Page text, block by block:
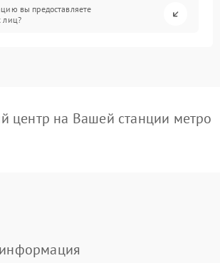
вы предоставляете
лиц?
центр на Вашей станции метро